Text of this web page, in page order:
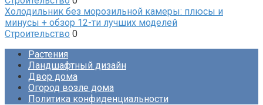
Холодильник без морозильной камеры: плюсы и
минусы + обзор 12-ти лучших моделей
Строительство 0
Растения
Ландшафтный дизайн
Двор дома
Огород возле дома
Политика конфиденциальности